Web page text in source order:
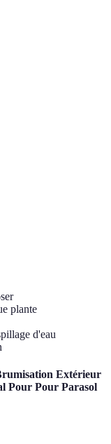
plante
d'eau
Extérieur
Pour Pour Parasol